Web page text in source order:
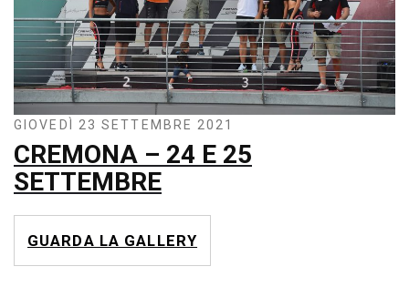
GIOVEDÌ 23 SETTEMBRE 2021
CREMONA – 24 E 25
SETTEMBRE
GUARDA LA GALLERY